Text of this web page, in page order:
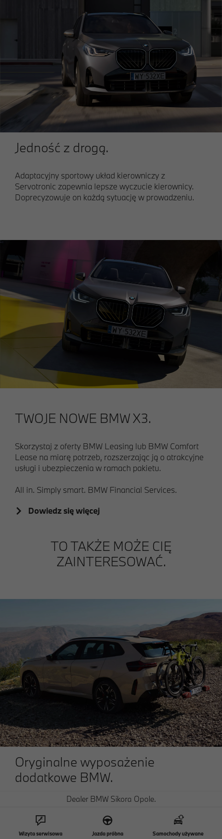
Jedność z drogą.
Adaptacyjny sportowy układ kierowniczy z
Servotronic zapewnia lepsze wyczucie kierownicy.
Doprecyzowuje on każdą sytuację w prowadzeniu.
TWOJE NOWE BMW X3.
Skorzystaj z oferty BMW Leasing lub BMW Comfort
Lease na miarę potrzeb, rozszerzając ją o atrakcyjne
usługi i ubezpieczenia w ramach pakietu.
All in. Simply smart. BMW Financial Services.
Dowiedz się więcej
TO TAKŻE MOŻE CIĘ
ZAINTERESOWAĆ.
Oryginalne wyposażenie
dodatkowe BMW.
Przygotuj się do sezonu wiosenno-letniego. Odkryj
oryginalne akcesoria BMW, kompletne koła letnie
BMW oraz serwis kół i opon BMW.
Dealer BMW Sikora Opole.
Wizyta serwisowa Jazda próbna Samochody używane